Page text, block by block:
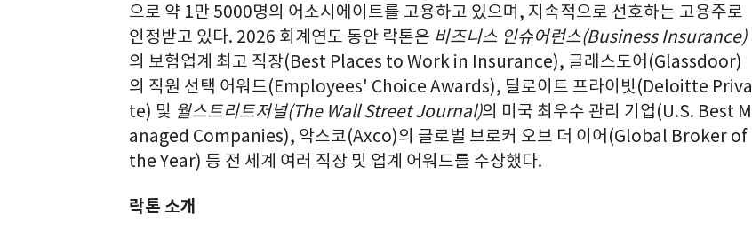
으로 약 1만 5000명의 어소시에이트를 고용하고 있으며, 지속적으로 선호하는 고용주로
인정받고 있다. 2026 회계연도 동안 락톤은 비즈니스 인슈어런스(Business Insurance)
의 보험업계 최고 직장(Best Places to Work in Insurance), 글래스도어(Glassdoor)
의 직원 선택 어워드(Employees' Choice Awards), 딜로이트 프라이빗(Deloitte Priva
te) 및 월스트리트저널(The Wall Street Journal)의 미국 최우수 관리 기업(U.S. Best M
anaged Companies), 악스코(Axco)의 글로벌 브로커 오브 더 이어(Global Broker of
the Year) 등 전 세계 여러 직장 및 업계 어워드를 수상했다.
락톤 소개